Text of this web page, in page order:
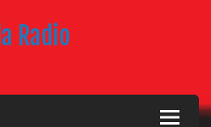
Radio